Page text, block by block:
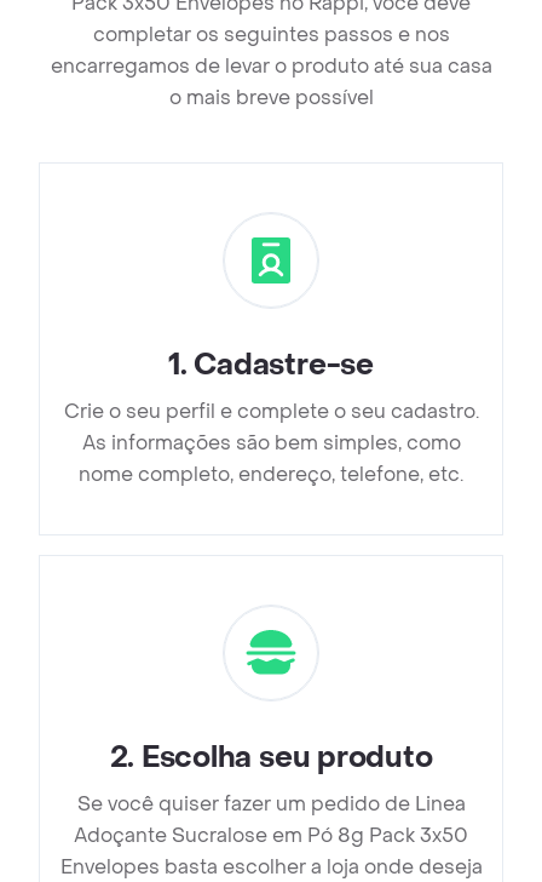
completar os seguintes passos e nos
encarregamos de levar o produto até sua casa
o mais breve possível
1. Cadastre-se
Crie o seu perfil e complete o seu cadastro.
As informações são bem simples, como
nome completo, endereço, telefone, etc.
2. Escolha seu produto
Se você quiser fazer um pedido de Linea
Adoçante Sucralose em Pó 8g Pack 3x50
Envelopes basta escolher a loja onde deseja